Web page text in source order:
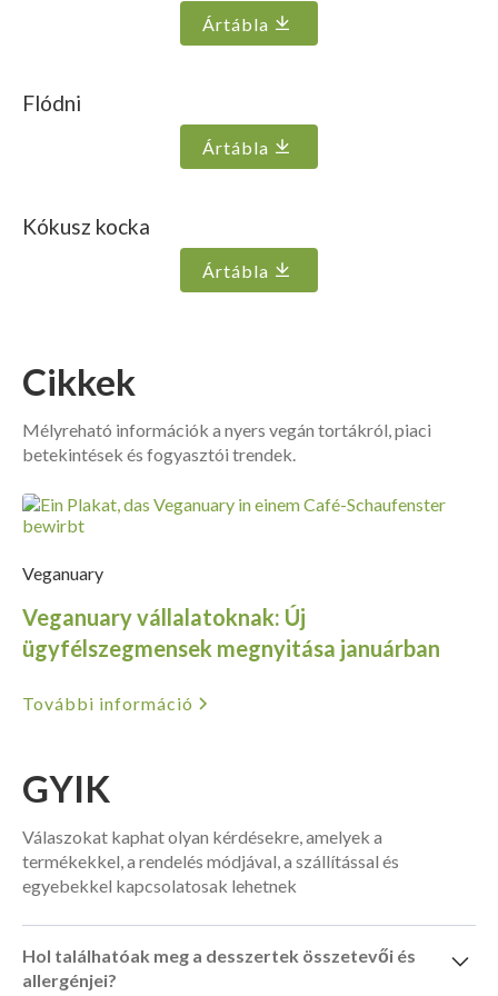
Ártábla
Flódni
Ártábla
Kókusz kocka
Ártábla
Cikkek
Mélyreható információk a nyers vegán tortákról, piaci
betekintések és fogyasztói trendek.
Veganuary
Veganuary vállalatoknak: Új
ügyfélszegmensek megnyitása januárban
További információ
GYIK
Válaszokat kaphat olyan kérdésekre, amelyek a
termékekkel, a rendelés módjával, a szállítással és
egyebekkel kapcsolatosak lehetnek
Hol találhatóak meg a desszertek összetevői és
allergénjei?